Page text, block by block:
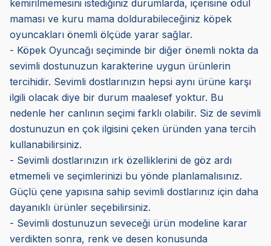
kemirilmemesini istediğiniz durumlarda, içerisine ödül
maması ve kuru mama doldurabileceğiniz köpek
oyuncakları önemli ölçüde yarar sağlar.
- Köpek Oyuncağı seçiminde bir diğer önemli nokta da
sevimli dostunuzun karakterine uygun ürünlerin
tercihidir. Sevimli dostlarınızın hepsi aynı ürüne karşı
ilgili olacak diye bir durum maalesef yoktur. Bu
nedenle her canlının seçimi farklı olabilir. Siz de sevimli
dostunuzun en çok ilgisini çeken üründen yana tercih
kullanabilirsiniz.
- Sevimli dostlarınızın ırk özelliklerini de göz ardı
etmemeli ve seçimlerinizi bu yönde planlamalısınız.
Güçlü çene yapısına sahip sevimli dostlarınız için daha
dayanıklı ürünler seçebilirsiniz.
- Sevimli dostunuzun seveceği ürün modeline karar
verdikten sonra, renk ve desen konusunda